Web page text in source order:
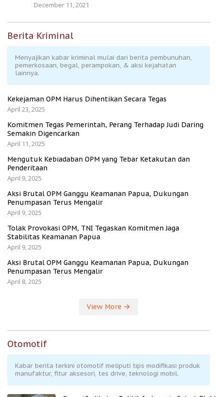
December 11, 2021
Berita Kriminal
Menyajikan kabar kriminal mulai dari berita pembunuhan,
pemerkosaan, begal, perampokan, & aksi kejahatan
lainnya.
Kekejaman OPM Harus Dihentikan Secara Tegas
April 23, 2025
Komitmen Tegas Pemerintah, Perang Terhadap Judi Daring
Semakin Digencarkan
April 11, 2025
Mengutuk Kebiadaban OPM yang Tebar Ketakutan dan
Penderitaan
April 9, 2025
Aksi Brutal OPM Ganggu Keamanan Papua, Dukungan
Penumpasan Terus Mengalir
April 9, 2025
Tolak Provokasi OPM, TNI Tegaskan Komitmen Jaga
Stabilitas Keamanan Papua
April 9, 2025
Aksi Brutal OPM Ganggu Keamanan Papua, Dukungan
Penumpasan Terus Mengalir
April 8, 2025
View More
Otomotif
Kabar berita terkini otomotif meliputi tips modifikasi produk
manufaktur, fitur aksesori, tes drive, teknologi mobil.